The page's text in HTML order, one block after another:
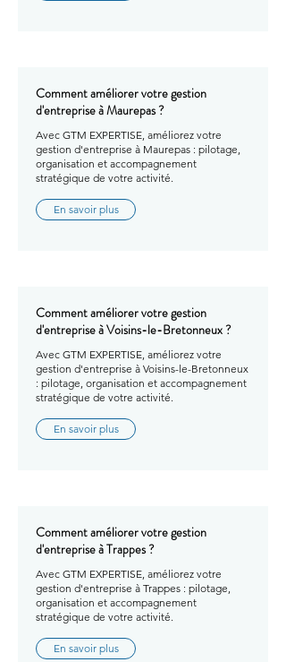
Comment améliorer votre gestion
d'entreprise à Maurepas ?
Avec GTM EXPERTISE, améliorez votre
gestion d'entreprise à Maurepas : pilotage,
organisation et accompagnement
stratégique de votre activité.
En savoir plus
Comment améliorer votre gestion
d'entreprise à Voisins-le-Bretonneux ?
Avec GTM EXPERTISE, améliorez votre
gestion d'entreprise à Voisins-le-Bretonneux
: pilotage, organisation et accompagnement
stratégique de votre activité.
En savoir plus
Comment améliorer votre gestion
d'entreprise à Trappes ?
Avec GTM EXPERTISE, améliorez votre
gestion d'entreprise à Trappes : pilotage,
organisation et accompagnement
stratégique de votre activité.
En savoir plus